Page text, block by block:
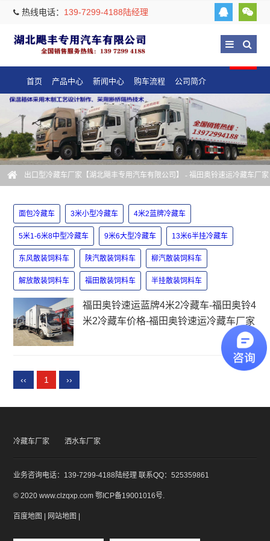
热线电话： 139-7299-4188陆经理
首页 产品中心 新闻中心 购车流程 公司简介
出口型冷藏车厂家【湖北飓丰专用汽车有限公司】 - 福田奥铃速运冷藏车厂家
面包冷藏车 3米小型冷藏车 4米2蓝牌冷藏车
5米1-6米8中型冷藏车 9米6大型冷藏车 13米6半挂冷藏车
东风散装饲料车 陕汽散装饲料车 柳汽散装饲料车
解放散装饲料车 福田散装饲料车 半挂散装饲料车
​福田奥铃速运蓝牌4米2冷藏车-​福田奥铃4
米2冷藏车价格-​福田奥铃速运冷藏车厂家
‹‹ 1 ››
冷藏车厂家 洒水车厂家
业务咨询电话：139-7299-4188陆经理 联系QQ：525359861
© 2020 www.clzqxp.com鄂ICP备19001016号.
百度地图 网站地图